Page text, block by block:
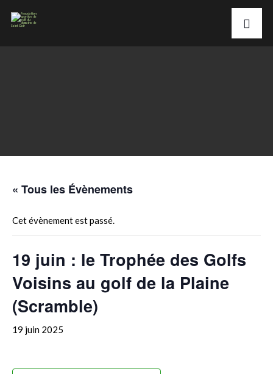
« Tous les Évènements
Cet évènement est passé.
19 juin : le Trophée des Golfs
Voisins au golf de la Plaine
(Scramble)
19 juin 2025